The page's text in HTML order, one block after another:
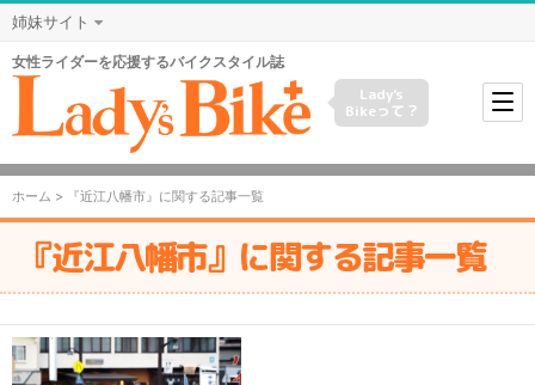
姉妹サイト
女性ライダーを応援するバイクスタイル誌
Lady's
Bikeって？
ホーム > 『近江八幡市』に関する記事一覧
『近江八幡市』に関する記事一覧